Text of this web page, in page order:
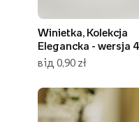
Winietka, Kolekcja
Elegancka - wersja 4
від 0,90 zł